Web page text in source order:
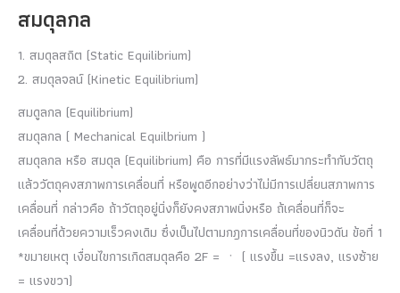
สมดุลกล
1. สมดุลสถิต (Static Equilibrium)
2. สมดุลจลน์ (Kinetic Equilibrium)
สมดูลกล (Equilibrium)
สมดุลกล ( Mechanical Equilbrium )
สมดุลกล หรือ สมดุล (Equilibrium) คือ การที่มีแรงลัพธ์มากระทำกับวัตถุ
แล้ววัตถุคงสภาพการเคลื่อนที่ หรือพูดอีกอย่างว่าไม่มีการเปลี่ยนสภาพการ
เคลื่อนที่ กล่าวคือ ถ้าวัตถุอยู่นิ่งก็ยังคงสภาพนิ่งหรือ ถ้เคลื่อนที่ก็จะ
เคลื่อนที่ด้วยความเร็วคงเดิม ซึ่งเป็นไปตามกฎการเคลื่อนที่ของนิวดัน ข้อที่ 1
*ขมายเหตุ เงื่อนไขการเกิดสมดุลคือ 2F = ㆍ ( แรงขึ้น =แรงลง, แรงซ้าย
= แรงขวา)